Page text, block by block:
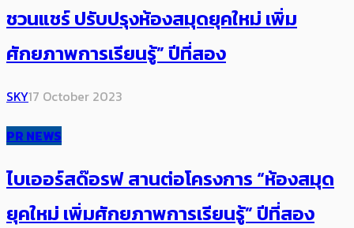
ชวนแชร์ ปรับปรุงห้องสมุดยุคใหม่ เพิ่ม
ศักยภาพการเรียนรู้” ปีที่สอง
SKY17 October 2023
PR NEWS
ไบเออร์สด๊อรฟ สานต่อโครงการ “ห้องสมุด
ยุคใหม่ เพิ่มศักยภาพการเรียนรู้” ปีที่สอง